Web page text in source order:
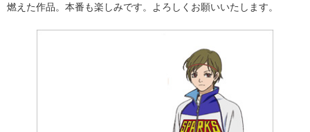
燃えた作品。本番も楽しみです。よろしくお願いいたします。